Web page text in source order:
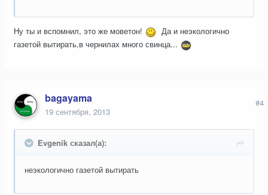
Ну ты и вспомнил, это же моветон!
Да и неэкологично
газетой вытирать,в чернилах много свинца...
bagayama
19 сентября, 2013
#4
Evgenik сказал(а):
неэкологично газетой вытирать